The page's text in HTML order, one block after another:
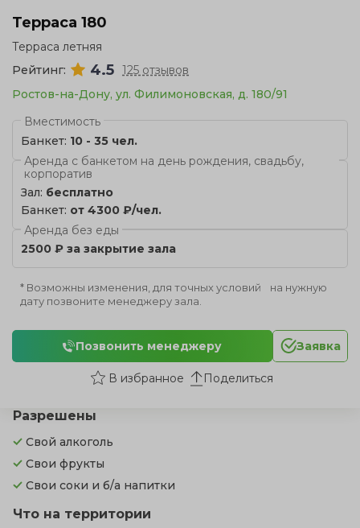
Разрешены
Свой алкоголь
Свои фрукты
Свои соки и б/а напитки
Что на территории
Терраса 180
Терраса летняя
Рейтинг:
4.5 125 отзывов
Ростов-на-Дону, ул. Филимоновская, д. 180/91
Вместимость
Банкет: 10 - 35 чел.
Аренда с банкетом на день рождения, свадьбу,
корпоратив
Зал: бесплатно
Банкет: от 4300 ₽/чел.
Аренда без еды
2500 ₽ за закрытие зала
* Возможны изменения, для точных условий на нужную
дату позвоните менеджеру зала.
Позвонить менеджеру Заявка
Поделиться